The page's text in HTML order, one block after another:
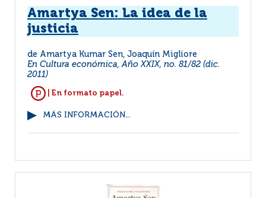
Amartya Sen: La idea de la
justicia
de Amartya Kumar Sen, Joaquín Migliore
En Cultura económica, Año XXIX, no. 81/82 (dic.
2011)
| En formato papel.
MÁS INFORMACIÓN...